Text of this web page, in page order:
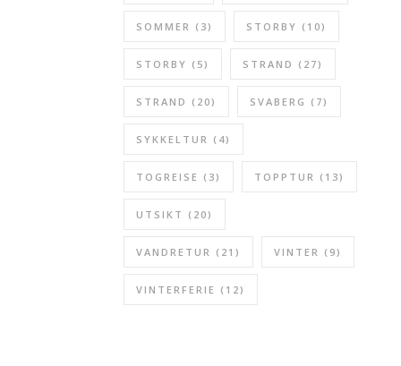
SOMMER (3) STORBY (10)
STORBY (5) STRAND (27)
STRAND (20) SVABERG (7)
SYKKELTUR (4)
TOGREISE (3) TOPPTUR (13)
UTSIKT (20)
VANDRETUR (21) VINTER (9)
VINTERFERIE (12)